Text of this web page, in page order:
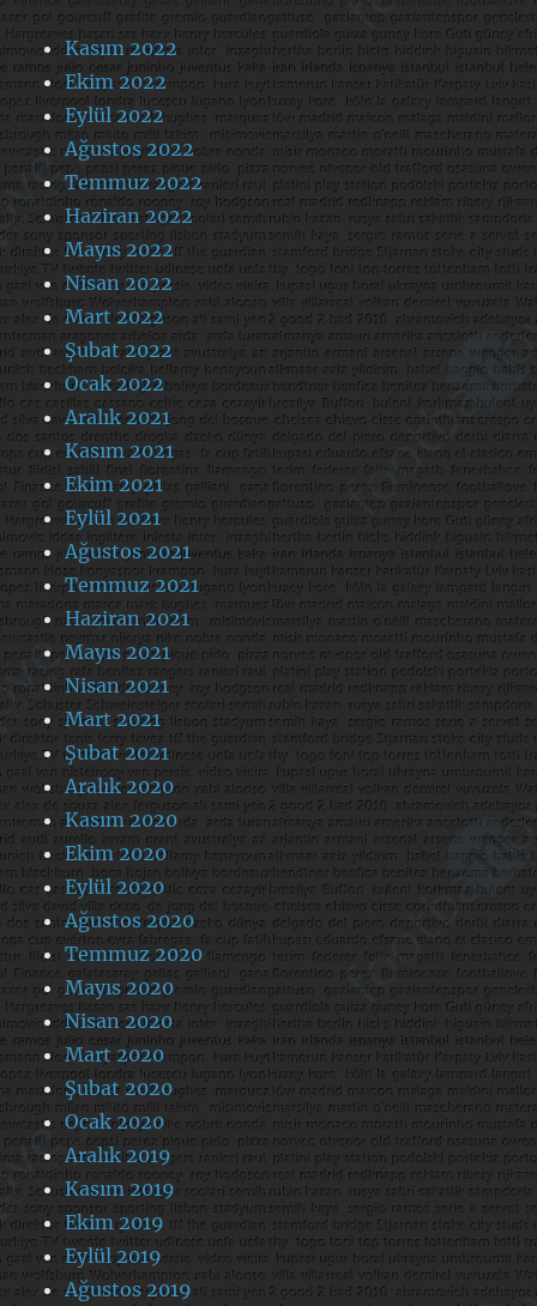
Kasım 2022
Ekim 2022
Eylül 2022
Ağustos 2022
Temmuz 2022
Haziran 2022
Mayıs 2022
Nisan 2022
Mart 2022
Şubat 2022
Ocak 2022
Aralık 2021
Kasım 2021
Ekim 2021
Eylül 2021
Ağustos 2021
Temmuz 2021
Haziran 2021
Mayıs 2021
Nisan 2021
Mart 2021
Şubat 2021
Aralık 2020
Kasım 2020
Ekim 2020
Eylül 2020
Ağustos 2020
Temmuz 2020
Mayıs 2020
Nisan 2020
Mart 2020
Şubat 2020
Ocak 2020
Aralık 2019
Kasım 2019
Ekim 2019
Eylül 2019
Ağustos 2019